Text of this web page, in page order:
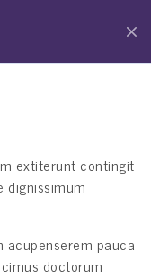
extiterunt contingit
dignissimum
pauca
doctorum